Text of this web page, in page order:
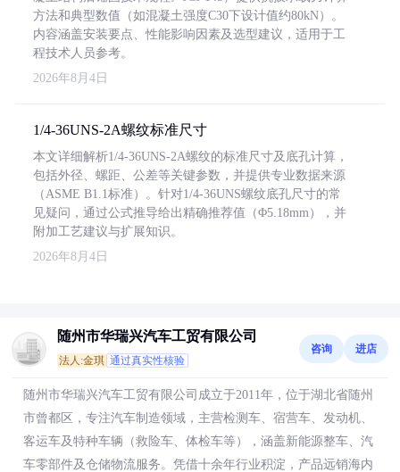
方法和典型数值（如混凝土强度C30下设计值约80kN）。
内容涵盖安装要点、性能影响因素及选型建议，适用于工
程技术人员参考。
2026年8月4日
1/4-36UNS-2A螺纹标准尺寸
本文详细解析1/4-36UNS-2A螺纹的标准尺寸及底孔计算，
包括外径、螺距、公差等关键参数，并提供专业数据来源
（ASME B1.1标准）。针对1/4-36UNS螺纹底孔尺寸的常
见疑问，通过公式推导给出精确推荐值（Φ5.18mm），并
附加工艺建议与扩展知识。
2026年8月4日
随州市华瑞兴汽车工贸有限公司
法人:金琪 通过真实性核验
咨询 进店
随州市华瑞兴汽车工贸有限公司成立于2011年，位于湖北省随州
市曾都区，专注汽车制造领域，主营检测车、宿营车、发动机、
客运车及特种车辆（救险车、体检车等），涵盖新能源整车、汽
车零部件及仓储物流服务。凭借十余年行业积淀，产品远销海内